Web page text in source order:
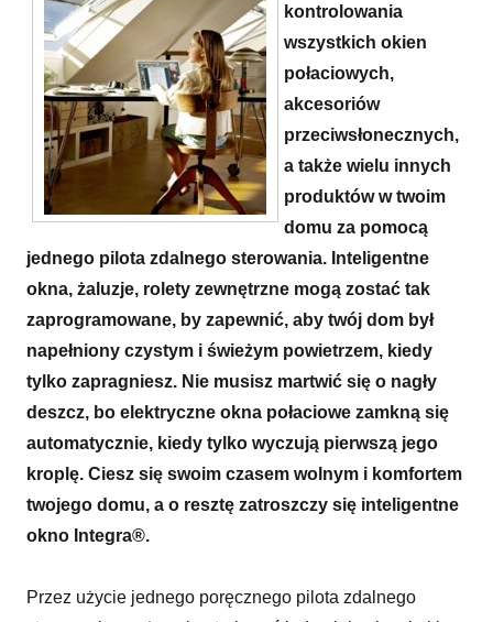
Inteligentne okna do poddaszy Integra&reg;
kontrolowania
wszystkich okien
połaciowych,
akcesoriów
przeciwsłonecznych,
a także wielu innych
produktów w twoim
domu za pomocą
jednego pilota zdalnego sterowania. Inteligentne
okna, żaluzje, rolety zewnętrzne mogą zostać tak
zaprogramowane, by zapewnić, aby twój dom był
napełniony czystym i świeżym powietrzem, kiedy
tylko zapragniesz. Nie musisz martwić się o nagły
deszcz, bo elektryczne okna połaciowe zamkną się
automatycznie, kiedy tylko wyczują pierwszą jego
kroplę. Ciesz się swoim czasem wolnym i komfortem
twojego domu, a o resztę zatroszczy się inteligentne
okno Integra®.
Przez użycie jednego poręcznego pilota zdalnego